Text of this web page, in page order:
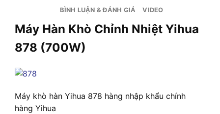
BÌNH LUẬN & ĐÁNH GIÁ VIDEO
Máy Hàn Khò Chỉnh Nhiệt Yihua
878 (700W)
Máy khò hàn Yihua 878 hàng nhập khẩu chính
hàng Yihua